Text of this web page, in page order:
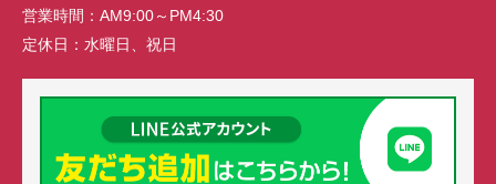
営業時間： AM9:00～PM4:30
定休日： 水曜日、祝日